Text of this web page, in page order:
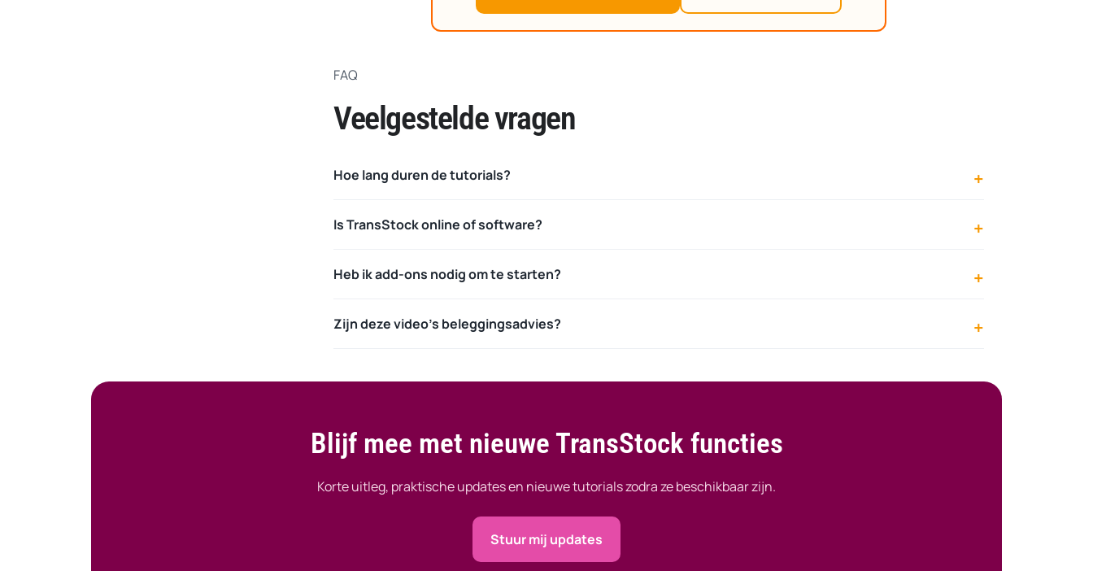
FAQ
Veelgestelde vragen
Hoe lang duren de tutorials?
Is TransStock online of software?
Heb ik add-ons nodig om te starten?
Zijn deze video’s beleggingsadvies?
Blijf mee met nieuwe TransStock functies
Korte uitleg, praktische updates en nieuwe tutorials zodra ze beschikbaar zijn.
Stuur mij updates